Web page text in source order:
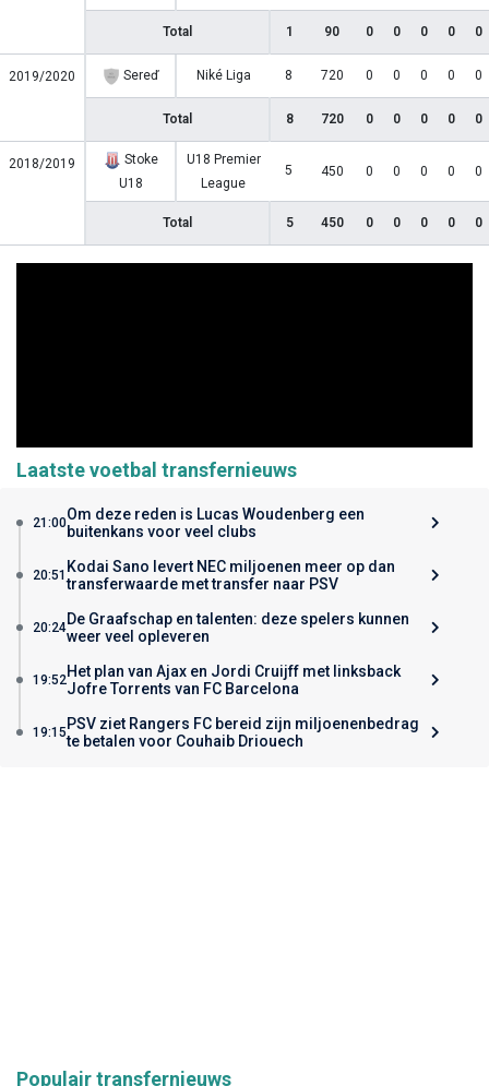
Total 1 90 0 0 0 0 0
2019/2020 Sereď Niké Liga 8 720 0 0 0 0 0
Total 8 720 0 0 0 0 0
2018/2019
Stoke
U18
U18 Premier
League
5 450 0 0 0 0 0
Total 5 450 0 0 0 0 0
Laatste voetbal transfernieuws
21:00Om deze reden is Lucas Woudenberg een
buitenkans voor veel clubs
20:51 Kodai Sano levert NEC miljoenen meer op dan
transferwaarde met transfer naar PSV
20:24De Graafschap en talenten: deze spelers kunnen
weer veel opleveren
19:52Het plan van Ajax en Jordi Cruijff met linksback
Jofre Torrents van FC Barcelona
19:15 PSV ziet Rangers FC bereid zijn miljoenenbedrag
te betalen voor Couhaib Driouech
Populair transfernieuws